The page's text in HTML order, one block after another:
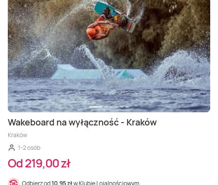
Wakeboard na wyłączność - Kraków
Kraków
1-2 osób
Od 219,00 zł
Odbierz od10,95 złw Klubie Lojalnościowym